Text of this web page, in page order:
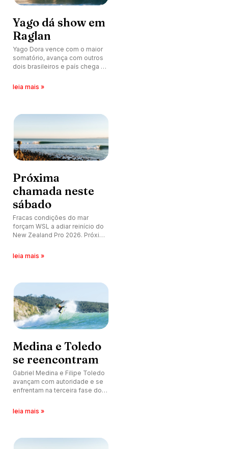
Yago dá show em
Raglan
Yago Dora vence com o maior
somatório, avança com outros
dois brasileiros e país chega às
atletas. Líder do ranking, Luana
leia mais »
Próxima
chamada neste
sábado
Fracas condições do mar
forçam WSL a adiar reinício do
New Zealand Pro 2026. Próxima
sábado (16).
leia mais »
Medina e Toledo
se reencontram
Gabriel Medina e Filipe Toledo
avançam com autoridade e se
enfrentam na terceira fase do
leia mais »